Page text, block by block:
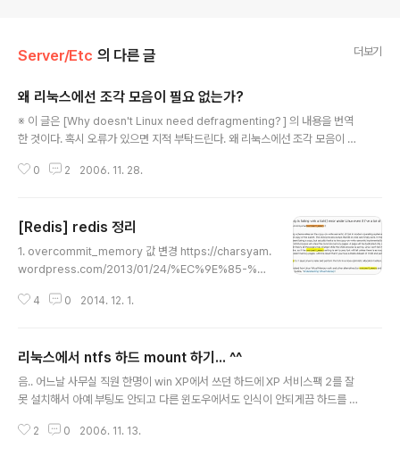
Server/Etc 의 다른 글 더보기
왜 리눅스에선 조각 모음이 필요 없는가?
※ 이 글은 [Why doesn't Linux need defragmenting? ] 의 내용을 번역
한 것이다. 혹시 오류가 있으면 지적 부탁드린다. 왜 리눅스에선 조각 모음이 필
시스템은 조각 모음이 필요 없나요?". 이 글을 통해 질문에 대한 해답을 한 방에
설명을 진행하는 데 이 그림을 사용하도록 하겠습니다: a b c d e f g h i j k l
m n o p q r s t u v w x y z a 0 0 0 0 0 0 0 0 0 0 0 0 0 0 0 0 0 0 ..
0 2 2006. 11. 28.
[Redis] redis 정리
1. overcommit_memory 값 변경 https://charsyam.
wordpress.com/2013/01/24/%EC%9E%85-%E
_memory-%EC%9D%84-%EC%95%84%EC%8
어디에 셋팅되어 있고, 어떻게 변경하는 것인지 궁금해서
구글링.아래와 같은 포스트 찾음. http://redis.io/topic
s/faq 현재 셋팅 된 값은 /proc/sys/vm/overcommit_
팅은 /etc/sysctl.conf 안에 v..
4 0 2014. 12. 1.
리눅스에서 ntfs 하드 mount 하기... ^^
음.. 어느날 사무실 직원 한명이 win XP에서 쓰던 하드에 XP 서비스팩 2를 잘
못 설치해서 아예 부팅도 안되고 다른 윈도우에서도 인식이 안되게끔 하드를 망
래... 그냥 마운트 시키면 될 줄 알고 마운트를 시도 했죠. 그랬더니.. -.-;; 커널에
2 0 2006. 11. 13.